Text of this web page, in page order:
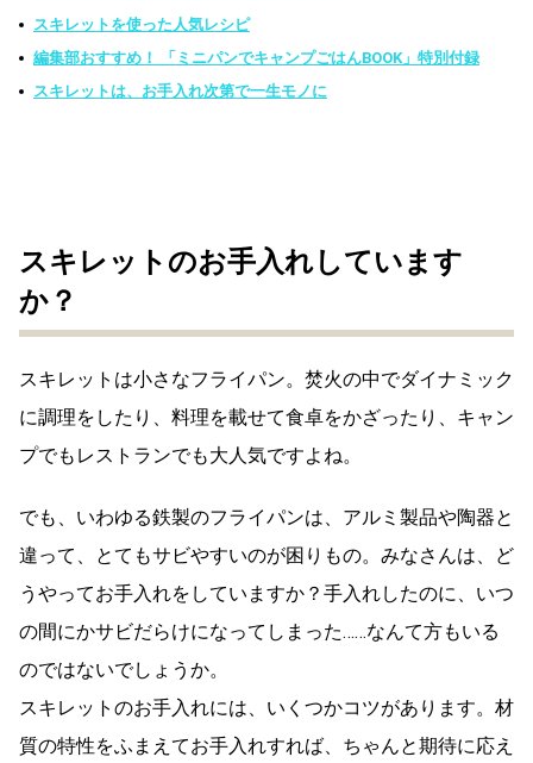
スキレットを使った人気レシピ
編集部おすすめ！ 「ミニパンでキャンプごはんBOOK」特別付録
スキレットは、お手入れ次第で一生モノに
スキレットのお手入れしています
か？
スキレットは小さなフライパン。焚火の中でダイナミック
に調理をしたり、料理を載せて食卓をかざったり、キャン
プでもレストランでも大人気ですよね。
でも、いわゆる鉄製のフライパンは、アルミ製品や陶器と
違って、とてもサビやすいのが困りもの。みなさんは、ど
うやってお手入れをしていますか？手入れしたのに、いつ
の間にかサビだらけになってしまった……なんて方もいる
のではないでしょうか。
スキレットのお手入れには、いくつかコツがあります。材
質の特性をふまえてお手入れすれば、ちゃんと期待に応え